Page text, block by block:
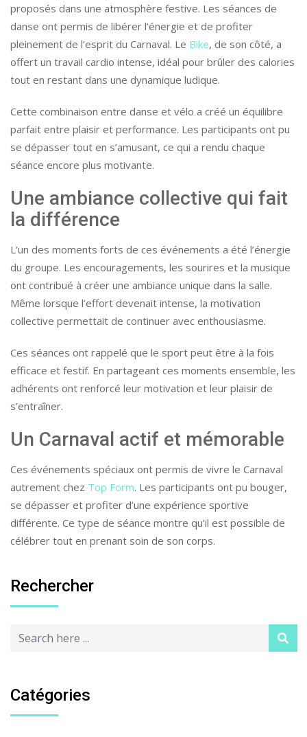
proposés dans une atmosphère festive. Les séances de
danse ont permis de libérer l’énergie et de profiter
pleinement de l’esprit du Carnaval. Le Bike, de son côté, a
offert un travail cardio intense, idéal pour brûler des calories
tout en restant dans une dynamique ludique.
Cette combinaison entre danse et vélo a créé un équilibre
parfait entre plaisir et performance. Les participants ont pu
se dépasser tout en s’amusant, ce qui a rendu chaque
séance encore plus motivante.
Une ambiance collective qui fait
la différence
L’un des moments forts de ces événements a été l’énergie
du groupe. Les encouragements, les sourires et la musique
ont contribué à créer une ambiance unique dans la salle.
Même lorsque l’effort devenait intense, la motivation
collective permettait de continuer avec enthousiasme.
Ces séances ont rappelé que le sport peut être à la fois
efficace et festif. En partageant ces moments ensemble, les
adhérents ont renforcé leur motivation et leur plaisir de
s’entraîner.
Un Carnaval actif et mémorable
Ces événements spéciaux ont permis de vivre le Carnaval
autrement chez Top Form. Les participants ont pu bouger,
se dépasser et profiter d’une expérience sportive
différente. Ce type de séance montre qu’il est possible de
célébrer tout en prenant soin de son corps.
Rechercher
Catégories